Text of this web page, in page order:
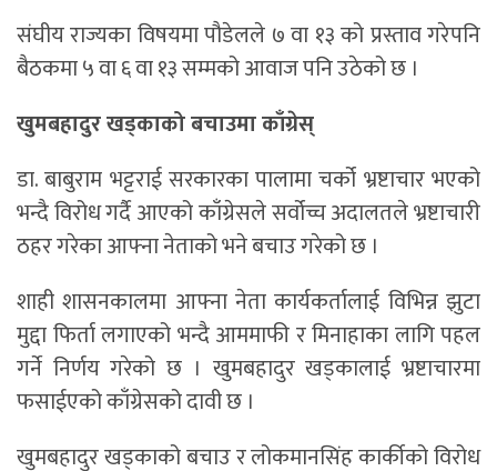
संघीय राज्यका विषयमा पौडेलले ७ वा १३ को प्रस्ताव गरेपनि
बैठकमा ५ वा ६ वा १३ सम्मको आवाज पनि उठेको छ ।
खुमबहादुर खड्काको बचाउमा काँग्रेस्
डा. बाबुराम भट्टराई सरकारका पालामा चर्को भ्रष्टाचार भएको
भन्दै विरोध गर्दै आएको काँग्रेसले सर्वोच्च अदालतले भ्रष्टाचारी
ठहर गरेका आफ्ना नेताको भने बचाउ गरेको छ ।
शाही शासनकालमा आफ्ना नेता कार्यकर्तालाई विभिन्न झुटा
मुद्दा फिर्ता लगाएको भन्दै आममाफी र मिनाहाका लागि पहल
गर्ने निर्णय गरेको छ । खुमबहादुर खड्कालाई भ्रष्टाचारमा
फसाईएको काँग्रेसको दावी छ ।
खुमबहादुर खड्काको बचाउ र लोकमानसिंह कार्कीको विरोध